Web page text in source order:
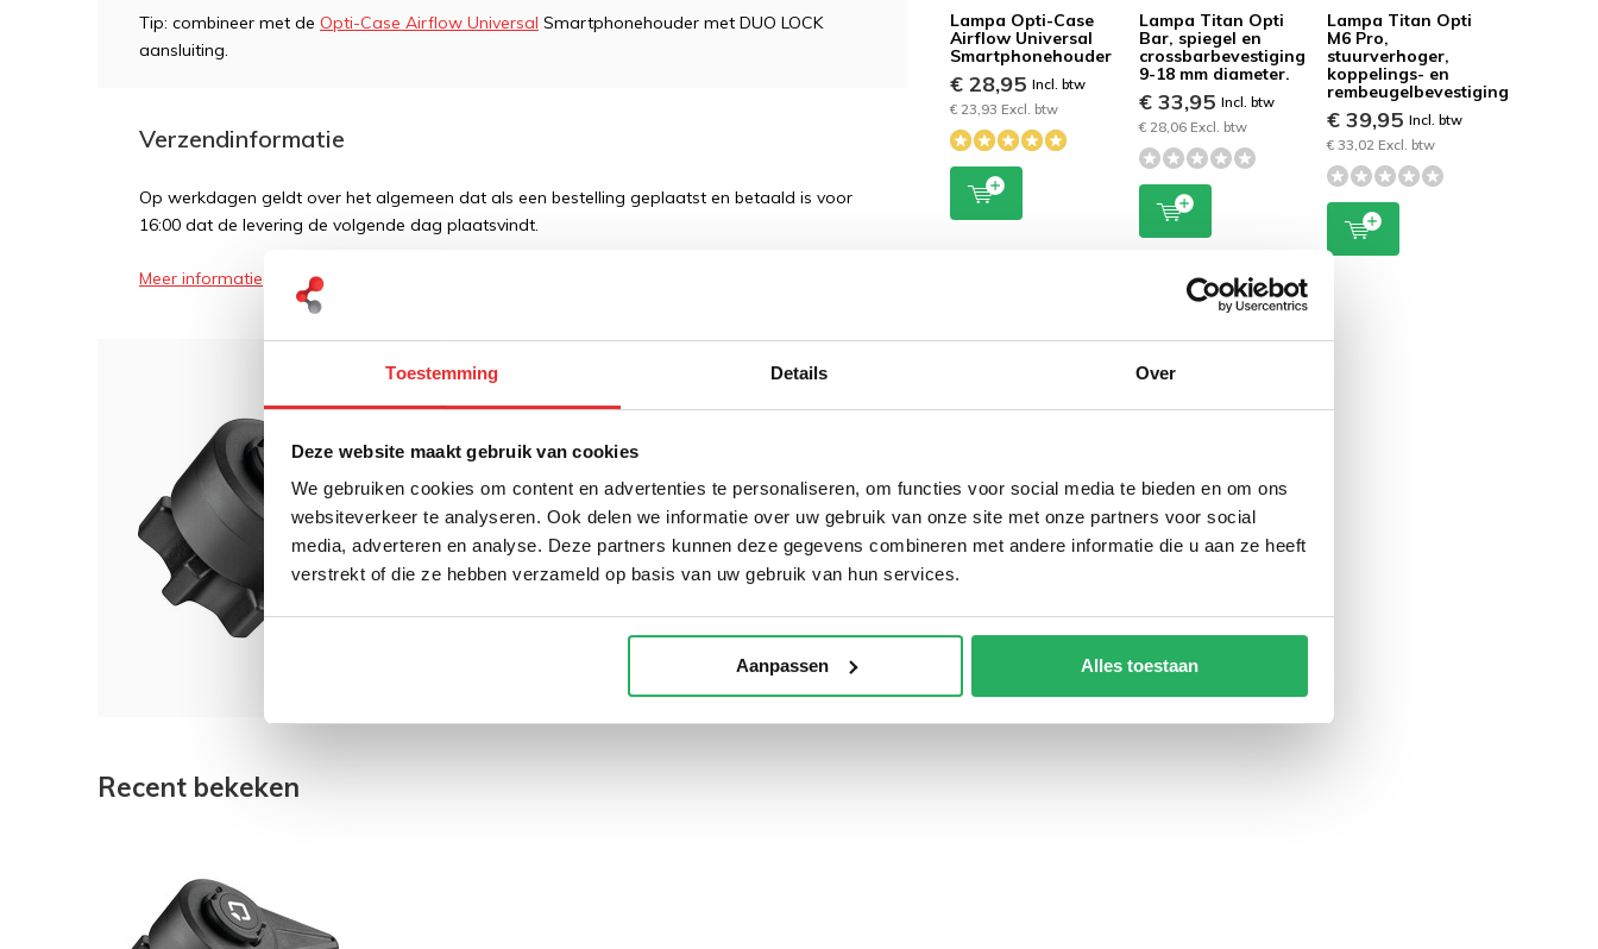
Toestemming Details Over
Deze website maakt gebruik van cookies
We gebruiken cookies om content en advertenties te personaliseren, om functies voor social media te bieden en om ons
websiteverkeer te analyseren. Ook delen we informatie over uw gebruik van onze site met onze partners voor social
media, adverteren en analyse. Deze partners kunnen deze gegevens combineren met andere informatie die u aan ze heeft
verstrekt of die ze hebben verzameld op basis van uw gebruik van hun services.
Aanpassen Alles toestaan
Tip: combineer met de Opti-Case Airflow Universal Smartphonehouder met DUO LOCK
aansluiting.
Verzendinformatie
Op werkdagen geldt over het algemeen dat als een bestelling geplaatst en betaald is voor
16:00 dat de levering de volgende dag plaatsvindt.
Meer informatie
Lampa Optiline Anti Vibration
Dampener
€ 21,95 Niet op voorraad
Lampa Opti-Case
Airflow Universal
Smartphonehouder
€ 28,95Incl. btw
€ 23,93 Excl. btw
Lampa Titan Opti
Bar, spiegel en
crossbarbevestiging
9-18 mm diameter.
€ 33,95 Incl. btw
€ 28,06 Excl. btw
Lampa Titan Opti
M6 Pro,
stuurverhoger,
koppelings- en
rembeugelbevestiging
€ 39,95Incl. btw
€ 33,02 Excl. btw
Lampa Titan Opti
Strap, verstelbare
multifunctionele
stuurbevestiging
€ 41,95
Lampa Titan Opti
stuurpen, motorvork
stuurpen
bevestiging
Recent bekeken